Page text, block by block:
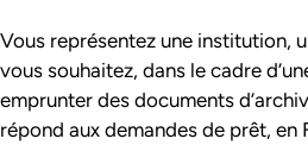
Vous représentez une institution,
vous souhaitez, dans le cadre
emprunter des documents
répond aux demandes de prêt, en